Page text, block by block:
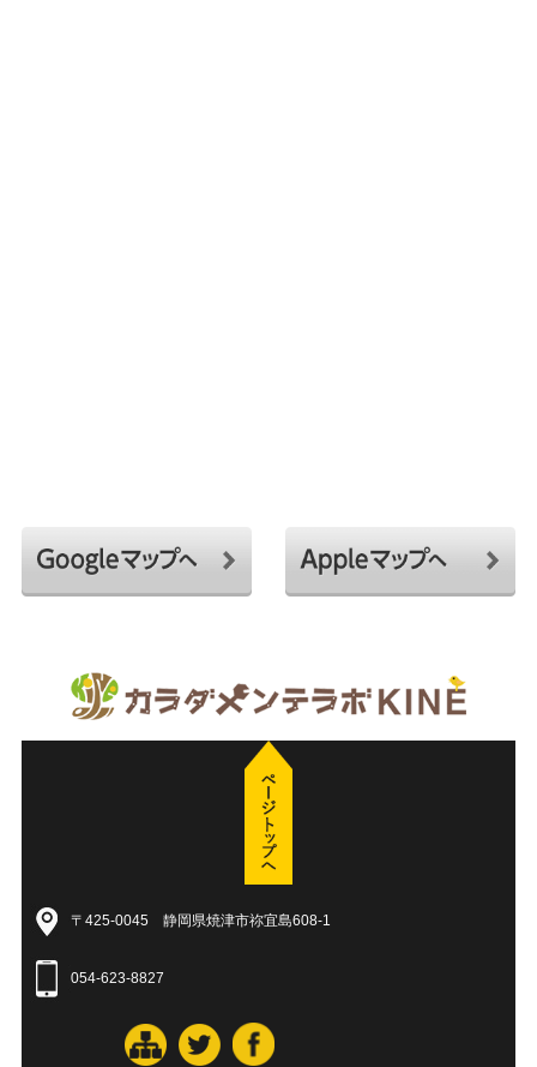
〒425-0045 静岡県焼津市祢宜島608-1
054-623-8827